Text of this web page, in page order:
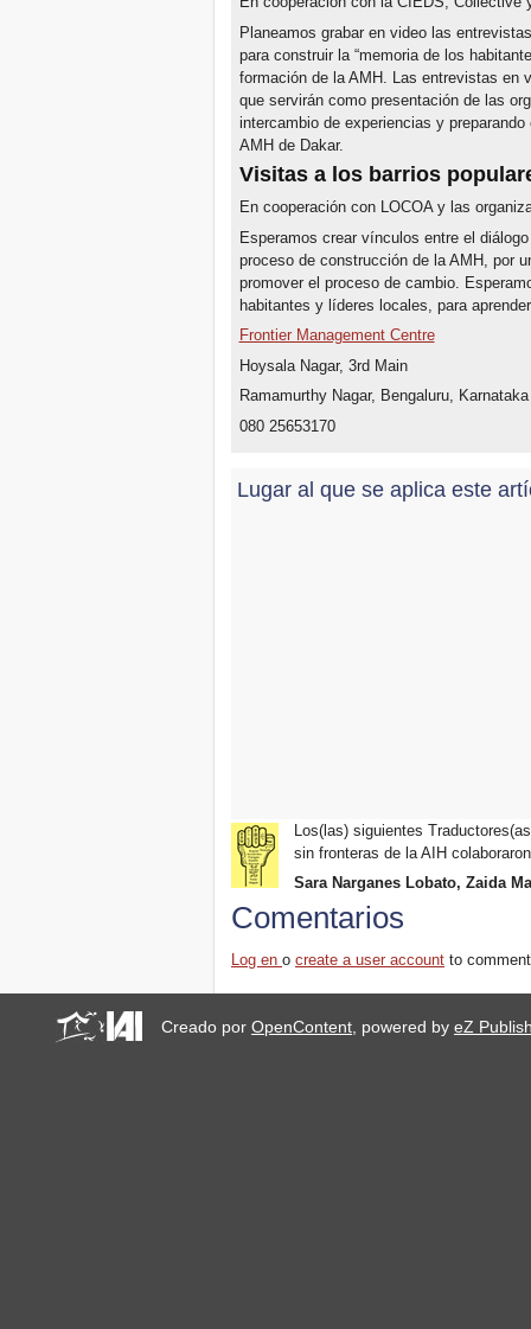
Planeamos grabar en video las
para construir la “memoria de los
formación de la AMH. Las entrevistas en
que servirán como presentación de las
intercambio de experiencias y
AMH de Dakar.
Visitas a los barrios
En cooperación con LOCOA y las
Esperamos crear vínculos entre el
proceso de construcción de la AMH, por
promover el proceso de cambio.
habitantes y líderes locales, para
Frontier Management Centre
Hoysala Nagar, 3rd Main
Ramamurthy Nagar, Bengaluru,
080 25653170
Lugar al que se aplica este
Los(las) siguientes
sin fronteras de la AIH
Sara Narganes Lobato, Zaida
Comentarios
Log enocreate a user account to
Creado porOpenContent , powered byeZ